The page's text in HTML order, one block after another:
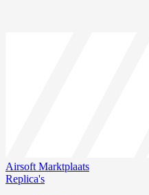
Airsoft Marktplaats
Replica's